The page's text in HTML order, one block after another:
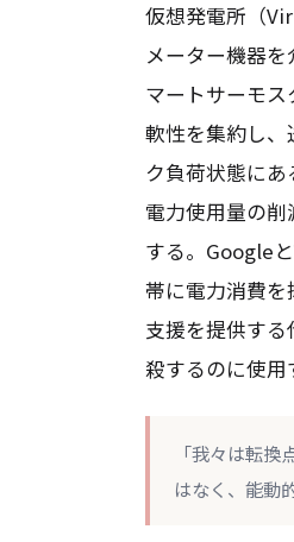
仮想発電所（
メーター機器
マートサーモ
軟性を集約し
ク負荷状態に
電力使用量の
する。Google
帯に電力消費
支援を提供す
殺するのに使用
「我々は転
はなく、能動